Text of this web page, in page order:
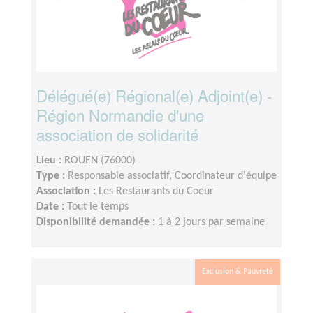
Délégué(e) Régional(e) Adjoint(e) -
Région Normandie d'une
association de solidarité
Lieu : ROUEN (76000)
Type : Responsable associatif, Coordinateur d'équipe
Association : Les Restaurants du Coeur
Date :
Tout le temps
Disponibilité demandée : 1 à 2 jours par semaine
Exclusion & Pauvreté